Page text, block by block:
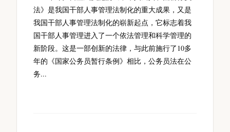
法》是我国干部人事管理法制化的重大成果，又是
我国干部人事管理法制化的崭新起点，它标志着我
国干部人事管理进入了一个依法管理和科学管理的
新阶段。这是一部创新的法律，与此前施行了10多
年的《国家公务员暂行条例》相比，公务员法在公
务...